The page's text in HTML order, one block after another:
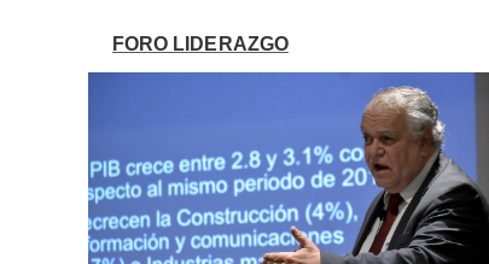
FORO LIDERAZGO